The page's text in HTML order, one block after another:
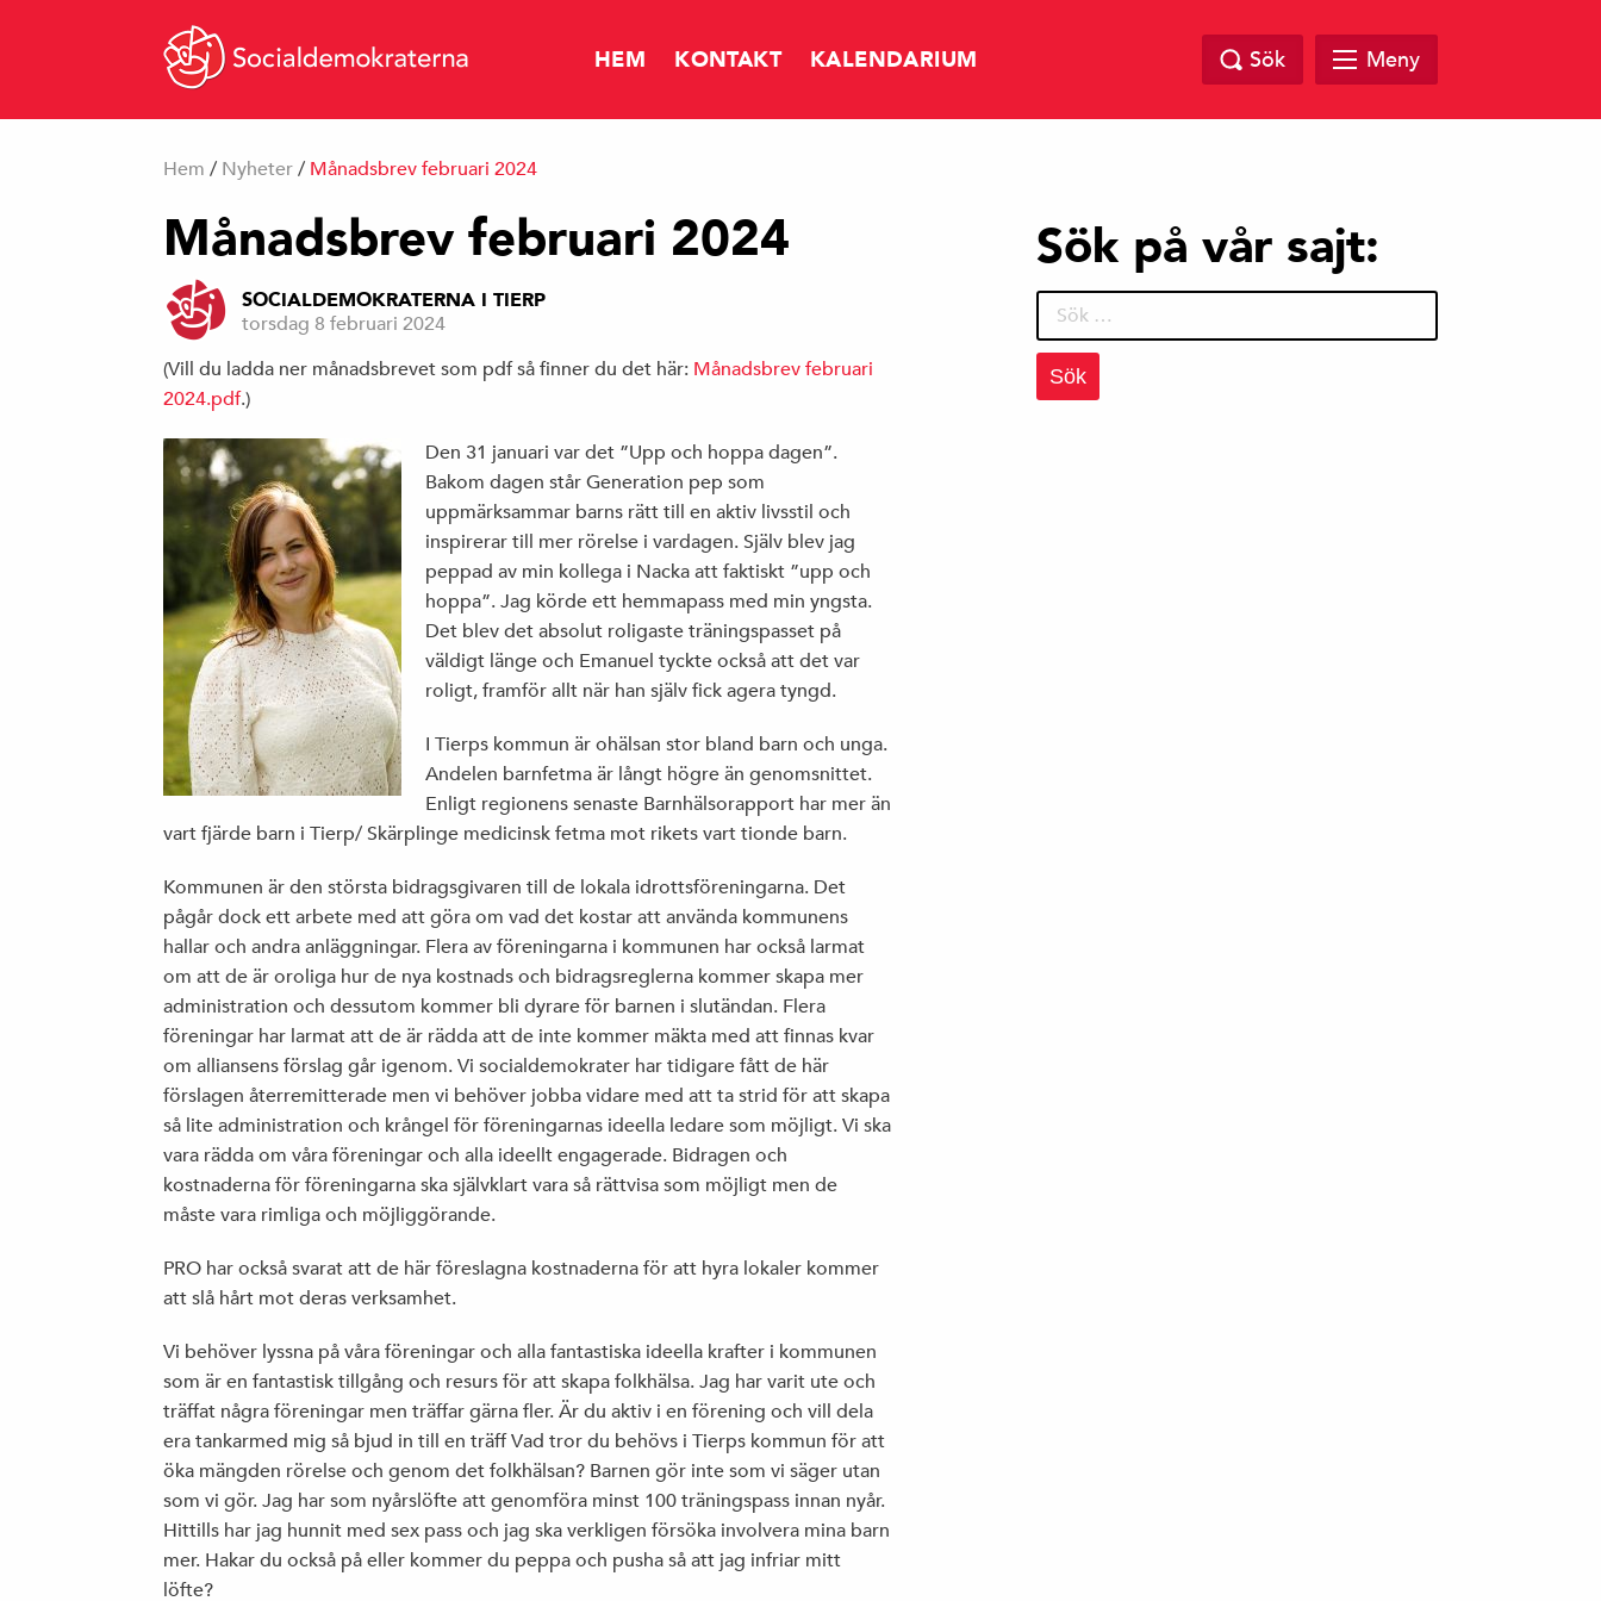
HEM KONTAKT KALENDARIUM
VREDENS GLOBALISERING
ALLT FLER TROLLARMÉER PÅ DET NYA
POLITISKA SLAGFÄLTET
HUR BETER NI ER MOT PERSONALEN
EGENTLIGEN?
KRÖNIKA I CORREN: ”RALJANS ÄR DEN
LATES DEBATTKNEP”
JOHAN EHRENBERG, ETC: ”DITT NYA
KLIMATLIV BLIR INTE ALLS JÄVLIGT”
VALMANIFEST
DET HÄR ÄR VI
VÅRA FÖRTROENDEVALDA 2014-2018
Sök Meny
Hem / Nyheter / Månadsbrev februari 2024
Månadsbrev februari 2024
SOCIALDEMOKRATERNA I TIERP
torsdag 8 februari 2024
(Vill du ladda ner månadsbrevet som pdf så finner du det här: Månadsbrev februari
2024.pdf.)
Den 31 januari var det ”Upp och hoppa dagen”.
Bakom dagen står Generation pep som
uppmärksammar barns rätt till en aktiv livsstil och
inspirerar till mer rörelse i vardagen. Själv blev jag
peppad av min kollega i Nacka att faktiskt ”upp och
hoppa”. Jag körde ett hemmapass med min yngsta.
Det blev det absolut roligaste träningspasset på
väldigt länge och Emanuel tyckte också att det var
roligt, framför allt när han själv fick agera tyngd.
I Tierps kommun är ohälsan stor bland barn och unga.
Andelen barnfetma är långt högre än genomsnittet.
Enligt regionens senaste Barnhälsorapport har mer än
vart fjärde barn i Tierp/ Skärplinge medicinsk fetma mot rikets vart tionde barn.
Kommunen är den största bidragsgivaren till de lokala idrottsföreningarna. Det
pågår dock ett arbete med att göra om vad det kostar att använda kommunens
hallar och andra anläggningar. Flera av föreningarna i kommunen har också larmat
om att de är oroliga hur de nya kostnads och bidragsreglerna kommer skapa mer
administration och dessutom kommer bli dyrare för barnen i slutändan. Flera
föreningar har larmat att de är rädda att de inte kommer mäkta med att finnas kvar
om alliansens förslag går igenom. Vi socialdemokrater har tidigare fått de här
förslagen återremitterade men vi behöver jobba vidare med att ta strid för att skapa
så lite administration och krångel för föreningarnas ideella ledare som möjligt. Vi ska
vara rädda om våra föreningar och alla ideellt engagerade. Bidragen och
kostnaderna för föreningarna ska självklart vara så rättvisa som möjligt men de
måste vara rimliga och möjliggörande.
PRO har också svarat att de här föreslagna kostnaderna för att hyra lokaler kommer
att slå hårt mot deras verksamhet.
Vi behöver lyssna på våra föreningar och alla fantastiska ideella krafter i kommunen
som är en fantastisk tillgång och resurs för att skapa folkhälsa. Jag har varit ute och
träffat några föreningar men träffar gärna fler. Är du aktiv i en förening och vill dela
era tankarmed mig så bjud in till en träff Vad tror du behövs i Tierps kommun för att
öka mängden rörelse och genom det folkhälsan? Barnen gör inte som vi säger utan
som vi gör. Jag har som nyårslöfte att genomföra minst 100 träningspass innan nyår.
Hittills har jag hunnit med sex pass och jag ska verkligen försöka involvera mina barn
mer. Hakar du också på eller kommer du peppa och pusha så att jag infriar mitt
löfte?
Sök på vår sajt:
Sök
efter: